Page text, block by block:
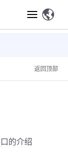
ComPDF
Web 应用
返回顶部
的介绍